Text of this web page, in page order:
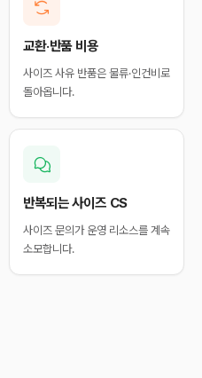
교환·반품 비용
사이즈 사유 반품은 물류·인건비로
돌아옵니다.
반복되는 사이즈 CS
사이즈 문의가 운영 리소스를 계속
소모합니다.